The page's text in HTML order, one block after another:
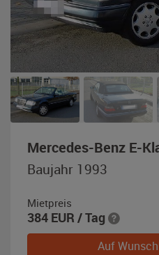
Mercedes-Benz E-
Baujahr 1993
Mietpreis
384 EUR / Tag
Auf